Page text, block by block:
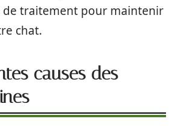
de traitement pour maintenir
chat.
causes des